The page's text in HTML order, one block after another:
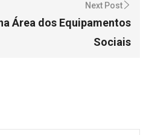
Next Post
Área dos Equipamentos
Sociais